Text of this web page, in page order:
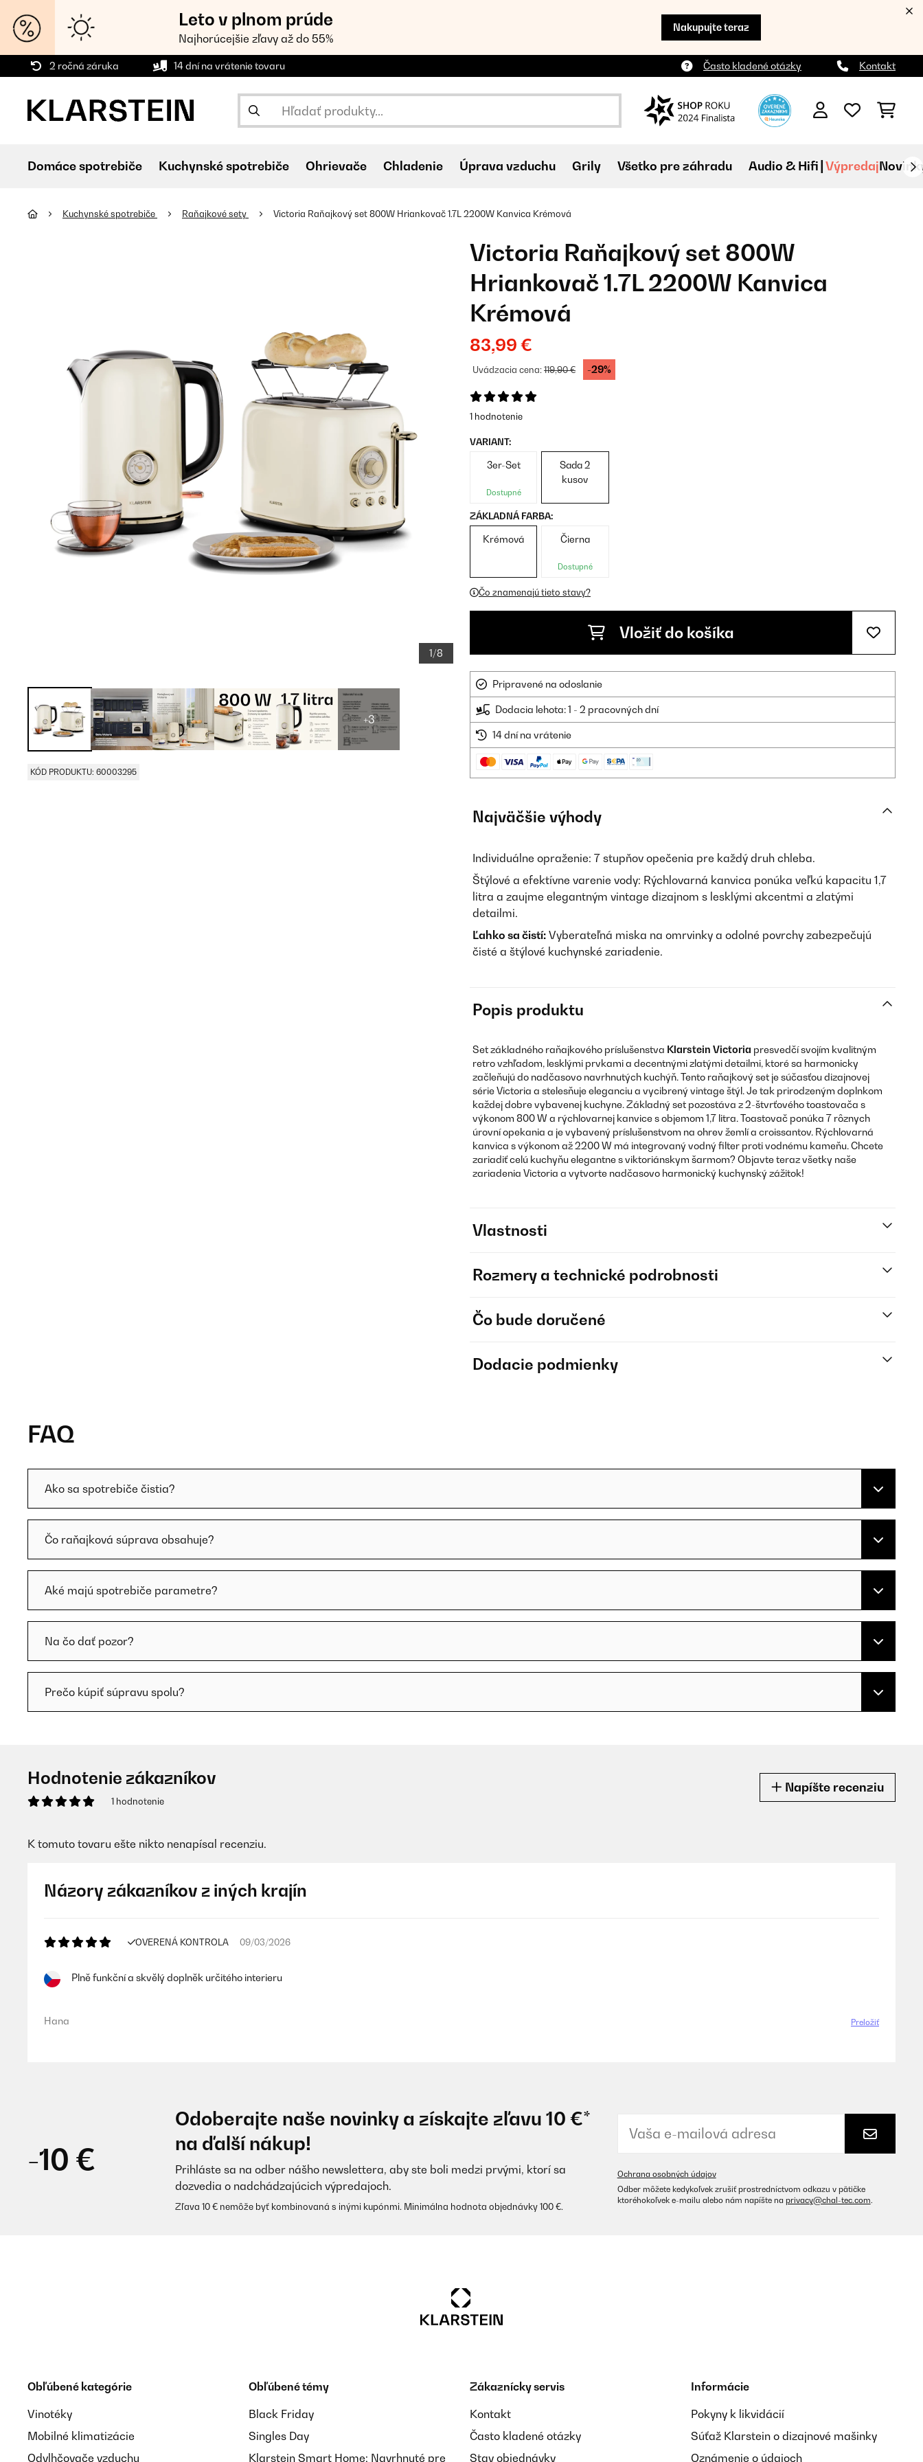
Leto v plnom prúde
Najhorúcejšie zľavy až do 55%
Nakupujte teraz
2 ročná záruka 14 dní na vrátenie tovaru Často kladené otázky Kontakt
Domáce spotrebiče Kuchynské spotrebiče Ohrievače Chladenie Úprava vzduchu Grily Všetko pre záhradu Audio & Hifi Výpredaj
Kuchynské spotrebiče Raňajkové sety Victoria Raňajkový set 800W Hriankovač 1.7L 2200W Kanvica Krémová
1/8
+3
KÓD PRODUKTU: 60003295
Victoria Raňajkový set 800W
Hriankovač 1.7L 2200W Kanvica
Krémová
83,99 €
Uvádzacia cena:119,90 € -29%
1 hodnotenie
VARIANT:
3er-Set
Dostupné
Sada 2
kusov
ZÁKLADNÁ FARBA:
Krémová Čierna
Dostupné
Čo znamenajú tieto stavy?
Vložiť do košíka
Pripravené na odoslanie
Dodacia lehota: 1 - 2 pracovných dní
14 dní na vrátenie
Najväčšie výhody
Individuálne opraženie: 7 stupňov opečenia pre každý druh chleba.
Štýlové a efektívne varenie vody: Rýchlovarná kanvica ponúka veľkú kapacitu 1,7
litra a zaujme elegantným vintage dizajnom s lesklými akcentmi a zlatými
detailmi.
Ľahko sa čistí: Vyberateľná miska na omrvinky a odolné povrchy zabezpečujú
čisté a štýlové kuchynské zariadenie.
Popis produktu
Set základného raňajkového príslušenstva Klarstein Victoria presvedčí svojím kvalitným
retro vzhľadom, lesklými prvkami a decentnými zlatými detailmi, ktoré sa harmonicky
začleňujú do nadčasovo navrhnutých kuchýň. Tento raňajkový set je súčasťou dizajnovej
série Victoria a stelesňuje eleganciu a vycibrený vintage štýl. Je tak prirodzeným doplnkom
každej dobre vybavenej kuchyne. Základný set pozostáva z 2-štvrťového toastovača s
výkonom 800 W a rýchlovarnej kanvice s objemom 1,7 litra. Toastovač ponúka 7 rôznych
úrovní opekania a je vybavený príslušenstvom na ohrev žemlí a croissantov. Rýchlovarná
kanvica s výkonom až 2200 W má integrovaný vodný filter proti vodnému kameňu. Chcete
zariadiť celú kuchyňu elegantne s viktoriánskym šarmom? Objavte teraz všetky naše
zariadenia Victoria a vytvorte nadčasovo harmonický kuchynský zážitok!
Vlastnosti
Rozmery a technické podrobnosti
Čo bude doručené
Dodacie podmienky
FAQ
Ako sa spotrebiče čistia?
Čo raňajková súprava obsahuje?
Aké majú spotrebiče parametre?
Na čo dať pozor?
Prečo kúpiť súpravu spolu?
Hodnotenie zákazníkov
1 hodnotenie
Napíšte recenziu
K tomuto tovaru ešte nikto nenapísal recenziu.
Názory zákazníkov z iných krajín
OVERENÁ KONTROLA 09/03/2026
Plně funkční a skvělý doplněk určitého interieru
Hana Preložiť
-10 €
Odoberajte naše novinky a získajte zľavu 10 €*
na ďalší nákup!
Prihláste sa na odber nášho newslettera, aby ste boli medzi prvými, ktorí sa
dozvedia o nadchádzajúcich výpredajoch.
Zľava 10 € nemôže byť kombinovaná s inými kupónmi. Minimálna hodnota objednávky 100 €.
Ochrana osobných údajov
Odber môžete kedykoľvek zrušiť prostredníctvom odkazu v pätičke
ktoréhokoľvek e-mailu alebo nám napíšte na privacy@chal-tec.com.
Obľúbené kategórie
Vinotéky
Mobilné klimatizácie
Odvlhčovače vzduchu
Obľúbené témy
Black Friday
Singles Day
Klarstein Smart Home: Navrhnuté pre
Zákaznícky servis
Kontakt
Často kladené otázky
Stav objednávky
Informácie
Pokyny k likvidácií
Súťaž Klarstein o dizajnové mašinky
Oznámenie o údajoch